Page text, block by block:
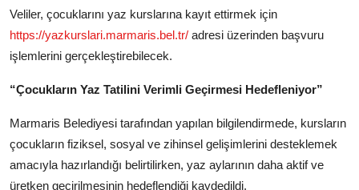
Veliler, çocuklarını yaz kurslarına kayıt ettirmek için
https://yazkurslari.marmaris.bel.tr/ adresi üzerinden başvuru
işlemlerini gerçekleştirebilecek.
“Çocukların Yaz Tatilini Verimli Geçirmesi Hedefleniyor”
Marmaris Belediyesi tarafından yapılan bilgilendirmede, kursların
çocukların fiziksel, sosyal ve zihinsel gelişimlerini desteklemek
amacıyla hazırlandığı belirtilirken, yaz aylarının daha aktif ve
üretken geçirilmesinin hedeflendiği kaydedildi.